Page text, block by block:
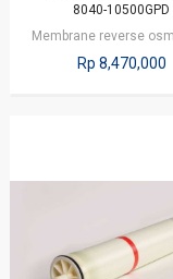
8040-10500GPD
Rp 8,470,000